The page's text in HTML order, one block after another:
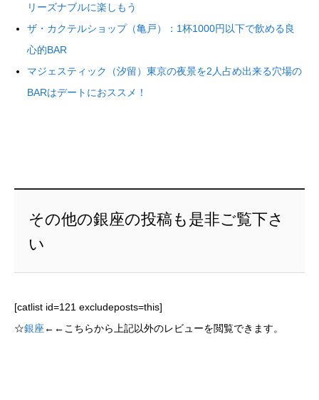
リーズナブルに楽しもう
ザ・カクテルショップ（亀戸）：1杯1000円以下で飲める良
心的BAR
マジェスティック（汐留）東京の夜景を2人占め出来る穴場の
BARはデートにおススメ！
その他の銀座の投稿も是非ご覧下さ
い
[catlist id=121 excludeposts=this]
☆銀座 ←←こちらから上記以外のレビューを閲覧できます。